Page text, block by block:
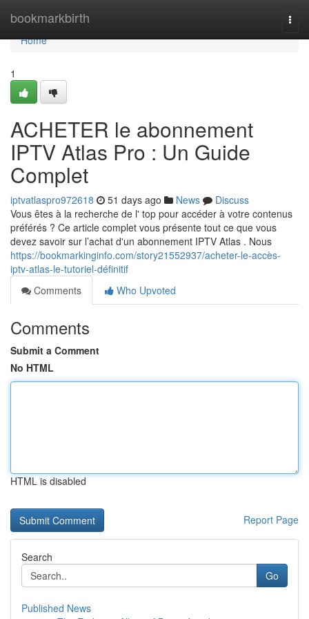
bookmarkbirth
Home
Home
1
ACHETER le abonnement
IPTV Atlas Pro : Un Guide
Complet
iptvatlaspro972618 51 days ago News
Discuss
Vous êtes à la recherche de l' top pour accéder à votre contenus
préférés ? Ce article complet vous présente tout ce que vous
devez savoir sur l’achat d'un abonnement IPTV Atlas . Nous
https://bookmarkinginfo.com/story21552937/acheter-le-accès-
iptv-atlas-le-tutoriel-définitif
Comments
Who Upvoted
Comments
Submit a Comment
No HTML
HTML is disabled
Report Page
Search
Go
Published News